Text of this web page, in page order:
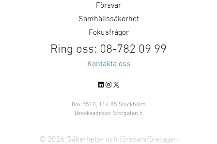
Försvar
Samhällssäkerhet
Fokusfrågor
Ring oss: 08-782 09 99
Kontakta oss
LinkedIn
Instagram
X
Box 5510, 114 85 Stockholm
Besöksadress: Storgatan 5
© 2026 Säkerhets- och försvarsföretagen